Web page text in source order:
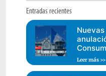
Entradas recientes
Leer más >>